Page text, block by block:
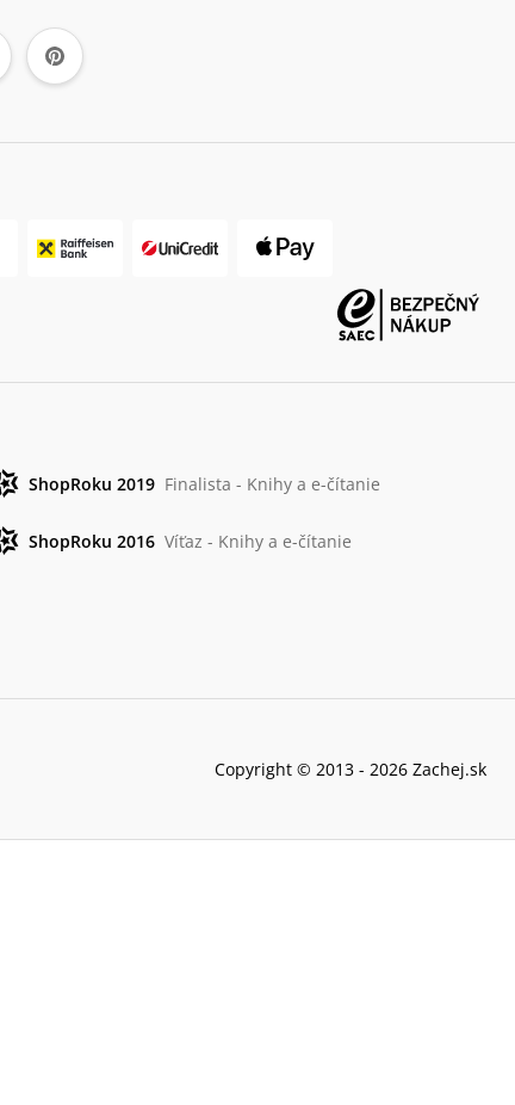
ShopRoku 2019 Finalista - Knihy a e-čítanie
ShopRoku 2016 Víťaz - Knihy a e-čítanie
Copyright © 2013 - 2026 Zachej.sk